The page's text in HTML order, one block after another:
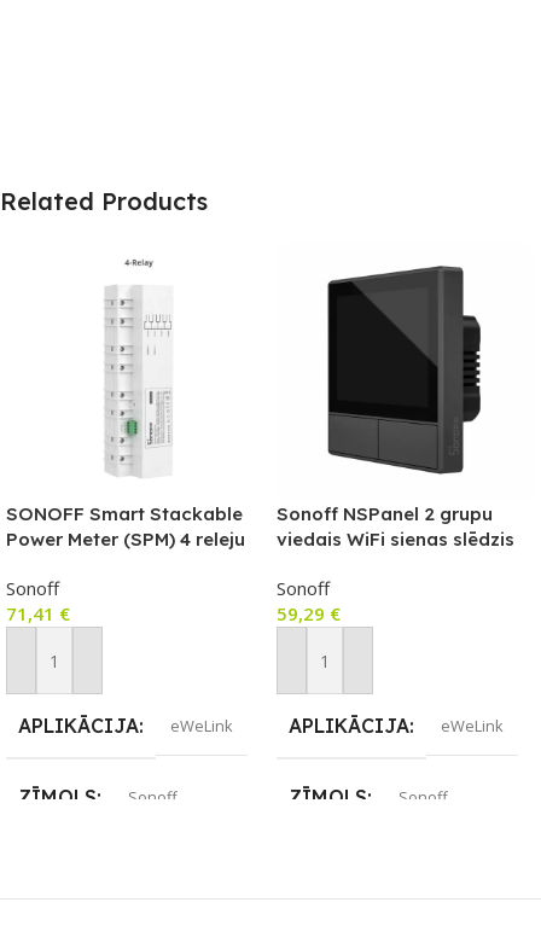
Related Products
SONOFF Smart Stackable
Power Meter (SPM) 4 releju
Sonoff
71,41 €
Pievienot Grozam
APLIKĀCIJA eWeLink
ZĪMOLS Sonoff
Sonoff NSPanel 2 grupu
viedais WiFi sienas slēdzis
viedās ainas slēdža funkciju
Sonoff
59,29 €
Pievienot Grozam
APLIKĀCIJA eWeLink
ZĪMOLS Sonoff